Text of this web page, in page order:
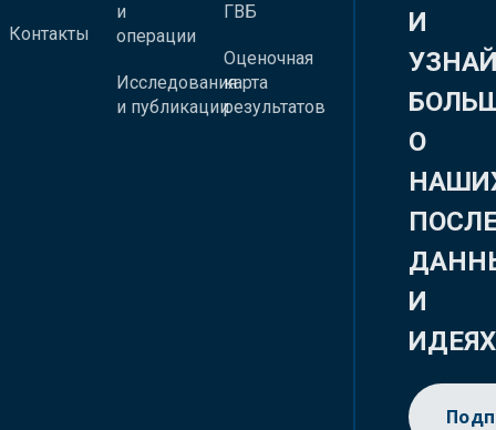
Контакты
и
операции
Исследования
и публикации
ГВБ
Оценочная
карта
результатов
И
О
И
ИДЕЯХ